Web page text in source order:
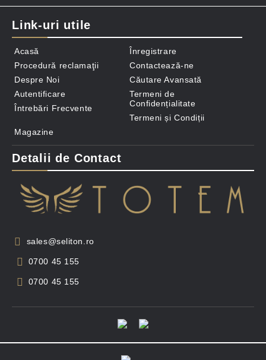
Link-uri utile
Acasă
Procedură reclamaţii
Despre Noi
Autentificare
Întrebări Frecvente
Înregistrare
Contactează-ne
Căutare Avansată
Termeni de
Confidențialitate
Termeni și Condiții
Magazine
Detalii de Contact
sales@seliton.ro
0700 45 155
0700 45 155